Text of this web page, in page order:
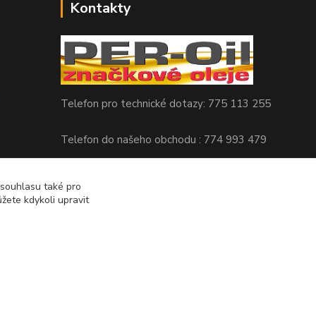
Kontakty
Telefon pro technické dotazy: 775 113 255
Telefon do našeho obchodu : 774 993 479
také pro
kdykoli upravit